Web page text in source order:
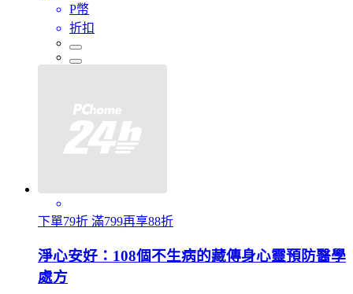
P幣
折扣
下單79折 滿799再享88折
淨心安好：108個不生病的藏傳身心靈預防醫學
處方